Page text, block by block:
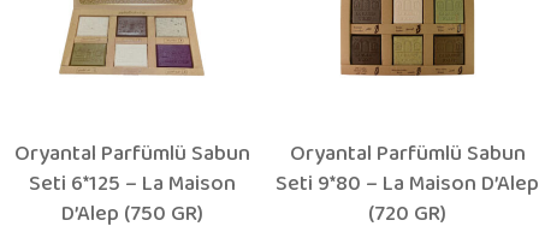
Oryantal Parfümlü Sabun
Seti 6*125 – La Maison
D’Alep (750 GR)
Oryantal Parfümlü Sabun
Seti 9*80 – La Maison D’Alep
(720 GR)